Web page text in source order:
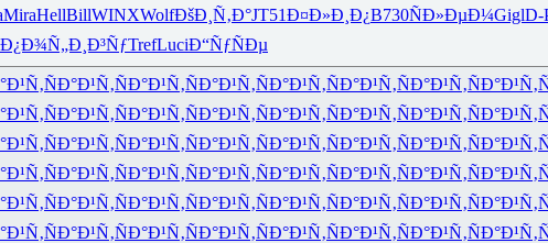
MiraHellBillWINXWolfÐšÐ¸Ñ‚Ð°JT51Ð¤Ð»Ð¸Ð¿B730ÑÐ»ÐµÐ¼GiglD-
Ñ„Ð¸Ð³ÑƒTrefLuciÐ“ÑƒÑÐµ
ÑÐ°Ð¹Ñ‚ÑÐ°Ð¹Ñ‚ÑÐ°Ð¹Ñ‚ÑÐ°Ð¹Ñ‚ÑÐ°Ð¹Ñ‚ÑÐ°Ð¹Ñ‚ÑÐ°Ð¹Ñ‚
ÑÐ°Ð¹Ñ‚ÑÐ°Ð¹Ñ‚ÑÐ°Ð¹Ñ‚ÑÐ°Ð¹Ñ‚ÑÐ°Ð¹Ñ‚ÑÐ°Ð¹Ñ‚ÑÐ°Ð¹Ñ‚
ÑÐ°Ð¹Ñ‚ÑÐ°Ð¹Ñ‚ÑÐ°Ð¹Ñ‚ÑÐ°Ð¹Ñ‚ÑÐ°Ð¹Ñ‚ÑÐ°Ð¹Ñ‚ÑÐ°Ð¹Ñ‚
ÑÐ°Ð¹Ñ‚ÑÐ°Ð¹Ñ‚ÑÐ°Ð¹Ñ‚ÑÐ°Ð¹Ñ‚ÑÐ°Ð¹Ñ‚ÑÐ°Ð¹Ñ‚ÑÐ°Ð¹Ñ‚
ÑÐ°Ð¹Ñ‚ÑÐ°Ð¹Ñ‚ÑÐ°Ð¹Ñ‚ÑÐ°Ð¹Ñ‚ÑÐ°Ð¹Ñ‚ÑÐ°Ð¹Ñ‚ÑÐ°Ð¹Ñ‚
ÑÐ°Ð¹Ñ‚ÑÐ°Ð¹Ñ‚ÑÐ°Ð¹Ñ‚ÑÐ°Ð¹Ñ‚ÑÐ°Ð¹Ñ‚ÑÐ°Ð¹Ñ‚ÑÐ°Ð¹Ñ‚